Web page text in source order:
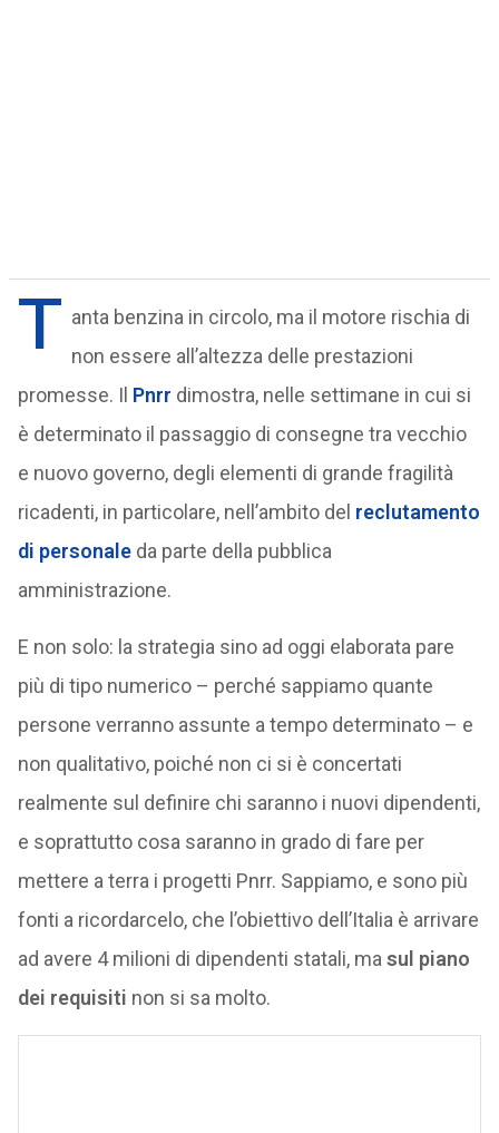
T anta benzina in circolo, ma il motore rischia di
non essere all’altezza delle prestazioni
promesse. Il Pnrr dimostra, nelle settimane in cui si
è determinato il passaggio di consegne tra vecchio
e nuovo governo, degli elementi di grande fragilità
ricadenti, in particolare, nell’ambito del reclutamento
di personaleda parte della pubblica
amministrazione.
E non solo: la strategia sino ad oggi elaborata pare
più di tipo numerico – perché sappiamo quante
persone verranno assunte a tempo determinato – e
non qualitativo, poiché non ci si è concertati
realmente sul definire chi saranno i nuovi dipendenti,
e soprattutto cosa saranno in grado di fare per
mettere a terra i progetti Pnrr. Sappiamo, e sono più
fonti a ricordarcelo, che l’obiettivo dell’Italia è arrivare
ad avere 4 milioni di dipendenti statali, ma sul piano
dei requisiti non si sa molto.